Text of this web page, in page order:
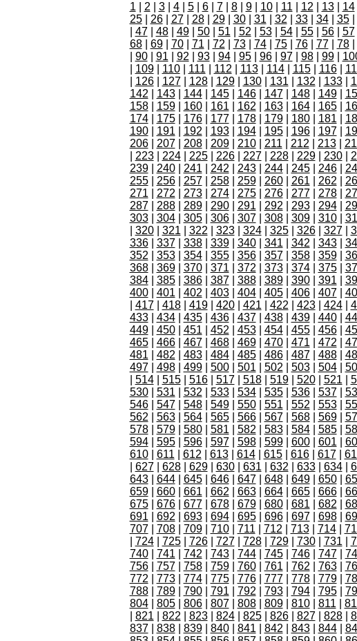
1 2 3| 4| 5| 6| 7| 8| 9| 10| 11 12 13| 14|
25| 26| 27| 28| 29| 30| 31 32 33| 34| 35|
47| 48| 49| 50| 51 52 53| 54| 55| 56| 57|
68| 69| 70| 71 72 73| 74| 75| 76| 77| 78|
90| 91 92 93| 94| 95| 96| 97| 98| 99|
109| 110| 111 112 113| 114| 115| 116|
126| 127| 128| 129| 130| 131 132 133|
142
143| 144| 145| 146| 147| 148| 149|
158| 159| 160| 161 162 163| 164| 165|
174| 175| 176| 177| 178| 179| 180| 181
190| 191 192 193| 194| 195| 196| 197|
206| 207| 208| 209| 210| 211 212 213|
223| 224| 225| 226| 227| 228| 229| 230|
239| 240| 241 242 243| 244| 245| 246|
255| 256| 257| 258| 259| 260| 261 262
271
272 273| 274| 275| 276| 277| 278|
287| 288| 289| 290| 291 292 293| 294|
303| 304| 305| 306| 307| 308| 309| 310|
320| 321 322 323| 324| 325| 326| 327|
336| 337| 338| 339| 340| 341 342 343|
352
353| 354| 355| 356| 357| 358| 359|
368| 369| 370| 371 372 373| 374| 375|
384| 385| 386| 387| 388| 389| 390| 391
400| 401 402 403| 404| 405| 406| 407|
417| 418| 419| 420| 421 422 423| 424|
433| 434| 435| 436| 437| 438| 439| 440|
449| 450| 451 452 453| 454| 455| 456|
465| 466| 467| 468| 469| 470| 471 472
481
482 483| 484| 485| 486| 487| 488|
497| 498| 499| 500| 501 502 503| 504|
514| 515| 516| 517| 518| 519| 520| 521
530| 531 532 533| 534| 535| 536| 537|
546| 547| 548| 549| 550| 551 552 553|
562
563| 564| 565| 566| 567| 568| 569|
578| 579| 580| 581 582 583| 584| 585|
594| 595| 596| 597| 598| 599| 600| 601
610| 611 612 613| 614| 615| 616| 617|
627| 628| 629| 630| 631 632 633| 634|
643| 644| 645| 646| 647| 648| 649| 650|
659| 660| 661 662 663| 664| 665| 666|
675| 676| 677| 678| 679| 680| 681 682
691
692 693| 694| 695| 696| 697| 698|
707| 708| 709| 710| 711 712 713| 714|
724| 725| 726| 727| 728| 729| 730| 731
740| 741 742 743| 744| 745| 746| 747|
756| 757| 758| 759| 760| 761 762 763|
772
773| 774| 775| 776| 777| 778| 779|
788| 789| 790| 791 792 793| 794| 795|
804| 805| 806| 807| 808| 809| 810| 811
821 822 823| 824| 825| 826| 827| 828|
837| 838| 839| 840| 841 842 843| 844|